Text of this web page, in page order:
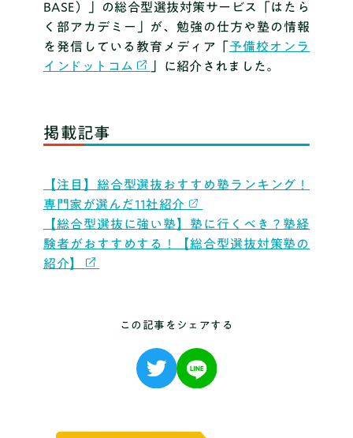
BASE）」の総合型選抜対策サービス「はたら
く部アカデミー」が、勉強の仕方や塾の情報
を発信している教育メディア「 予備校オンラ
インドットコム
」に紹介されました。
掲載記事
【注目】総合型選抜おすすめ塾ランキング！
専門家が選んだ11社紹介
【総合型選抜に強い塾】塾に行くべき？塾経
験者がおすすめする！【総合型選抜対策塾の
紹介】
この記事をシェアする